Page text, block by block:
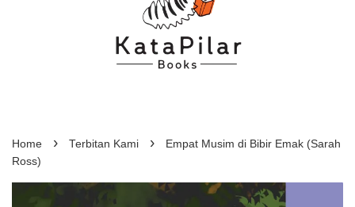
Home › Terbitan Kami ›
Empat Musim di Bibir Emak (Sarah
Ross)